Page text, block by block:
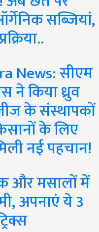
सब्जियां,
News: सीएम
ने किया ध्रुव
के संस्थापकों
के लिए
नई पहचान!
और मसालों में
अपनाएं ये 3